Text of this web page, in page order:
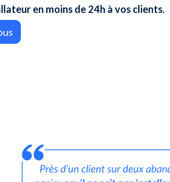
en moins de 24h à vos clients.